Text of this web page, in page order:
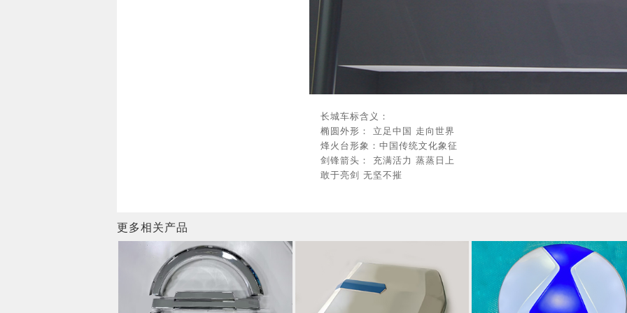
长城车标含义：
椭圆外形：
立足中国 走向世界
烽火台形象：中国传统文化象征
剑锋箭头：
充满活力 蒸蒸日上
敢于亮剑 无坚不摧
更多相关产品